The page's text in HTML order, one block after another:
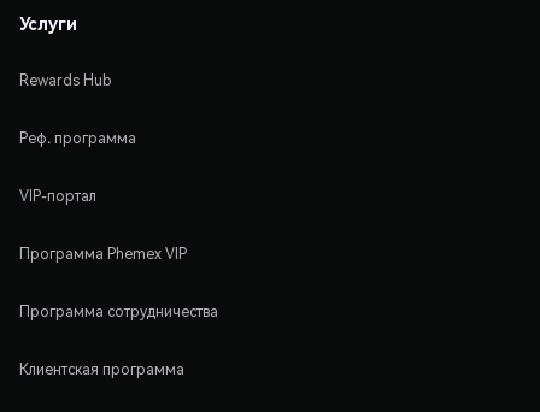
Услуги
Rewards Hub
Реф. программа
VIP-портал
Программа Phemex VIP
Программа сотрудничества
Клиентская программа